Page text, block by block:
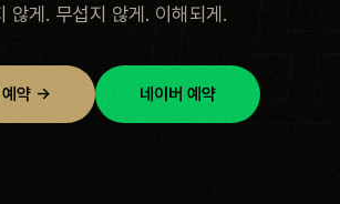
않게. 무섭지 않게. 이해되게.
예약 → 네이버 예약